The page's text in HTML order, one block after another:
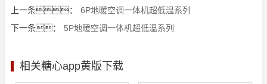
上一条：
6P地暖空调一体机超低温系列
下一条：
5P地暖空调一体机超低温系列
相关糖心app黄版下载